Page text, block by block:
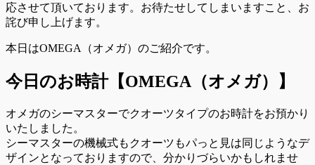
応させて頂いております。お待たせしてしまいますこと、お
詫び申し上げます。
本日はOMEGA（オメガ）のご紹介です。
今日のお時計【OMEGA（オメガ）】
オメガのシーマスターでクオーツタイプのお時計をお預かり
いたしました。
シーマスターの機械式もクオーツもパっと見は同じようなデ
ザインとなっておりますので、分かりづらいかもしれませ